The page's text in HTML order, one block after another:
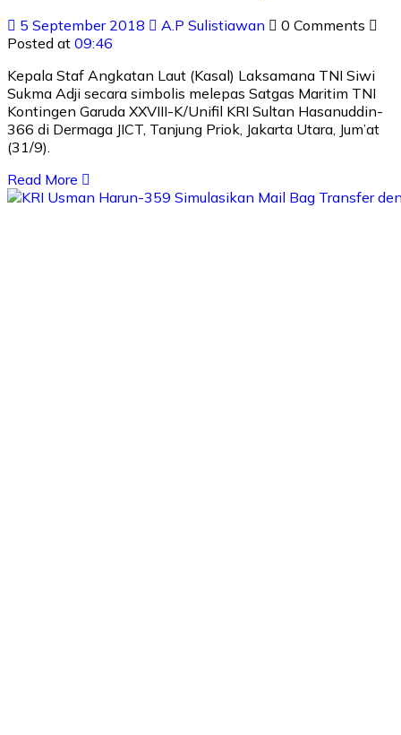
5 September 2018 A.P Sulistiawan
0 Comments
Posted at 09:46
Kepala Staf Angkatan Laut (Kasal) Laksamana TNI Siwi
Sukma Adji secara simbolis melepas Satgas Maritim TNI
Kontingen Garuda XXVIII-K/Unifil KRI Sultan Hasanuddin-
366 di Dermaga JICT, Tanjung Priok, Jakarta Utara, Jum’at
(31/9).
Read More